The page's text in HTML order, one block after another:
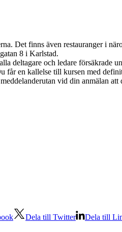
Det finns även restauranger i
8 i Karlstad.
deltagare och ledare försäkrade
får en kallelse till kursen med
vid din anmälan att
Dela till Twitter Dela till